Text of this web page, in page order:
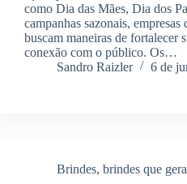
como Dia das Mães, Dia dos
campanhas sazonais, empresas
buscam maneiras de fortalecer
conexão com o público. Os…
Sandro Raizler
6 de
Brindes, brindes que